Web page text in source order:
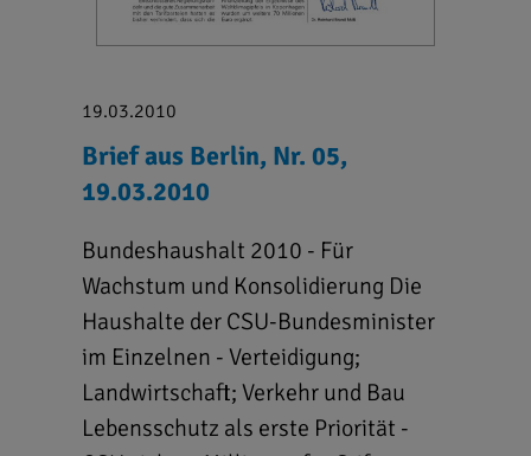
19.03.2010
Brief aus Berlin, Nr. 05,
19.03.2010
Bundeshaushalt 2010 - Für
Wachstum und Konsolidierung Die
Haushalte der CSU-Bundesminister
im Einzelnen - Verteidigung;
Landwirtschaft; Verkehr und Bau
Lebensschutz als erste Priorität -